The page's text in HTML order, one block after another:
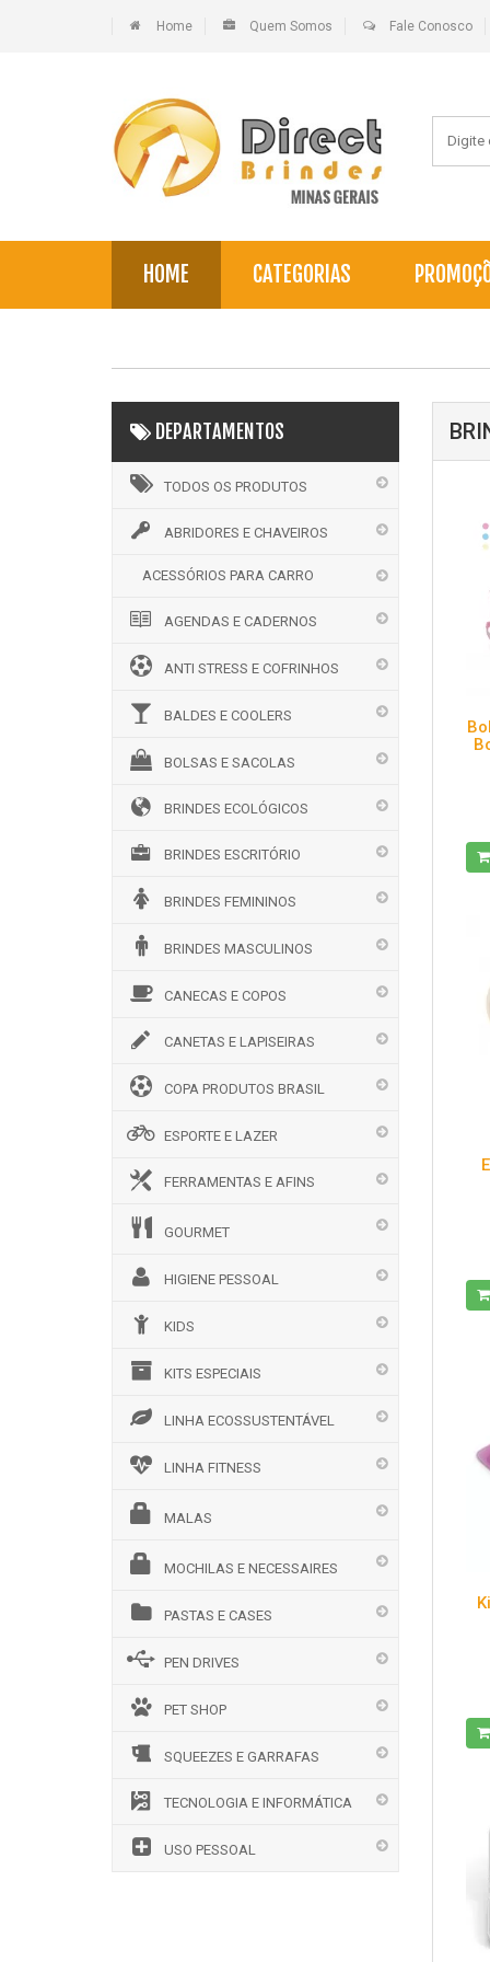
Home Quem Somos Fale Conosco
HOME CATEGORIAS
DEPARTAMENTOS
TODOS OS PRODUTOS
ABRIDORES E CHAVEIROS
ACESSÓRIOS PARA CARRO
AGENDAS E CADERNOS
ANTI STRESS E COFRINHOS
BALDES E COOLERS
BOLSAS E SACOLAS
BRINDES ECOLÓGICOS
BRINDES ESCRITÓRIO
BRINDES FEMININOS
BRINDES MASCULINOS
CANECAS E COPOS
CANETAS E LAPISEIRAS
COPA PRODUTOS BRASIL
ESPORTE E LAZER
FERRAMENTAS E AFINS
GOURMET
HIGIENE PESSOAL
KIDS
KITS ESPECIAIS
LINHA ECOSSUSTENTÁVEL
LINHA FITNESS
MALAS
MOCHILAS E NECESSAIRES
PASTAS E CASES
PEN DRIVES
PET SHOP
SQUEEZES E GARRAFAS
TECNOLOGIA E INFORMÁTICA
USO PESSOAL